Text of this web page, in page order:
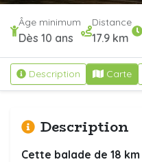
Âge minimum
Dès 10 ans
Distance
17.9 km
Description Carte
Description
Cette balade de 18 km